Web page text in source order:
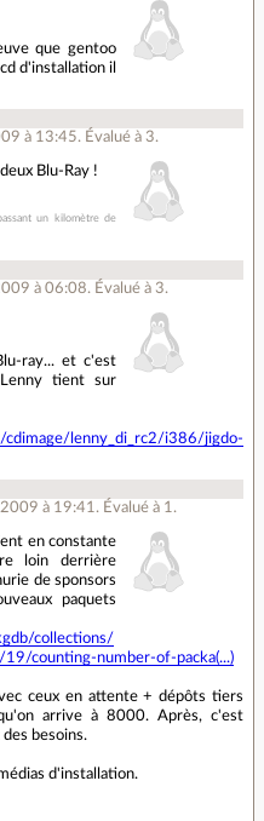
que gentoo
d'installation il
à 13:45. Évalué à 3.
Blu-Ray !
un kilomètre de
à 06:08. Évalué à 3.
ray... et c'est
tient sur
cdimage/lenny_di_rc2/i386/jigdo-
à 19:41 . Évalué à 1 .
en constante
loin derrière
de sponsors
paquets
collections/
counting-number-of-packa(...)
ceux en attente + dépôts tiers
arrive à 8000. Après, c'est
besoins.
d'installation.